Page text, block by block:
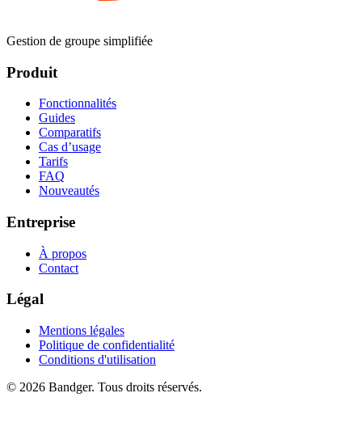
Gestion de groupe simplifiée
Produit
Fonctionnalités
Guides
Comparatifs
Cas d’usage
Tarifs
FAQ
Nouveautés
Entreprise
À propos
Contact
Légal
Mentions légales
Politique de confidentialité
Conditions d'utilisation
© 2026 Bandger. Tous droits réservés.